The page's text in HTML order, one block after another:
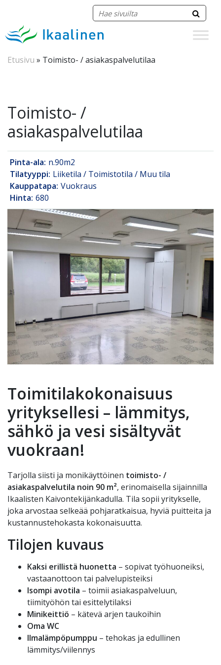
Etusivu » Toimisto- / asiakaspalvelutilaa
Toimisto- /
asiakaspalvelutilaa
Pinta-ala: n.90m2
Tilatyyppi: Liiketila / Toimistotila / Muu tila
Kauppatapa: Vuokraus
Hinta: 680
Toimitilakokonaisuus
yrityksellesi – lämmitys,
sähkö ja vesi sisältyvät
vuokraan!
Tarjolla siisti ja monikäyttöinen toimisto- /
asiakaspalvelutila noin 90 m², erinomaisella sijainnilla
Ikaalisten Kaivontekijänkadulla. Tila sopii yritykselle,
joka arvostaa selkeää pohjaratkaisua, hyviä puitteita ja
kustannustehokasta kokonaisuutta.
Tilojen kuvaus
Kaksi erillistä huonetta – sopivat työhuoneiksi,
vastaanottoon tai palvelupisteiksi
Isompi avotila – toimii asiakaspalveluun,
tiimityöhön tai esittelytilaksi
Minikeittiö – kätevä arjen taukoihin
Oma WC
Ilmalämpöpumppu – tehokas ja edullinen
lämmitys/viilennys